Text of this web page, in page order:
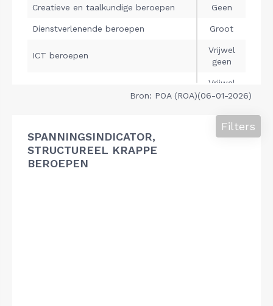
Bron: POA (ROA)(06-01-2026)
SPANNINGSINDICATOR,
STRUCTUREEL KRAPPE
BEROEPEN
Filters